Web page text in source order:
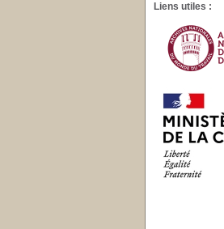
Liens utiles :